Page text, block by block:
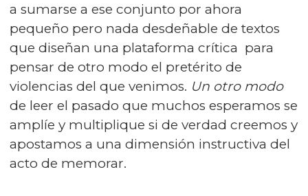
a sumarse a ese conjunto por ahora
pequeño pero nada desdeñable de textos
que diseñan una plataforma crítica para
pensar de otro modo el pretérito de
violencias del que venimos. Un otro modo
de leer el pasado que muchos esperamos se
amplíe y multiplique si de verdad creemos y
apostamos a una dimensión instructiva del
acto de memorar.